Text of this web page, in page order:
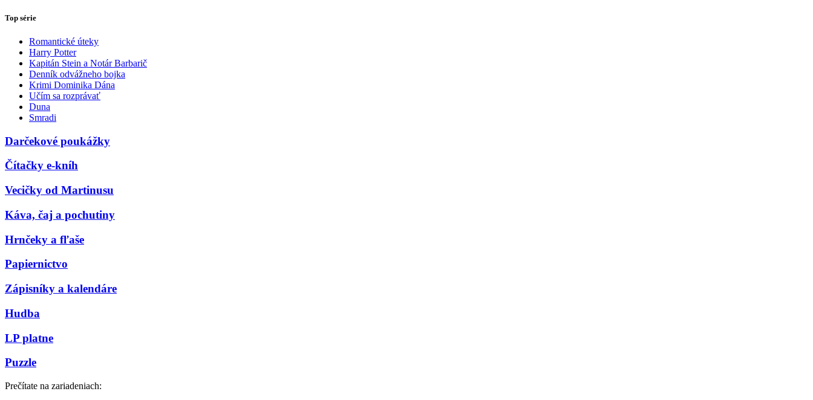
Top série
Romantické úteky
Harry Potter
Kapitán Stein a Notár Barbarič
Denník odvážneho bojka
Krimi Dominika Dána
Učím sa rozprávať
Duna
Smradi
Darčekové poukážky
Čítačky e-kníh
Vecičky od Martinusu
Káva, čaj a pochutiny
Hrnčeky a fľaše
Papiernictvo
Zápisníky a kalendáre
Hudba
LP platne
Puzzle
Prečítate na zariadeniach: